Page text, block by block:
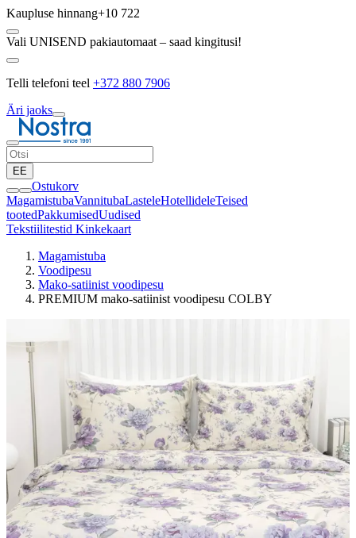
Kaupluse hinnang+10 722
Vali UNISEND pakiautomaat – saad kingitusi!
Telli telefoni teel +372 880 7906
Äri jaoks
EE
Ostukorv
MagamistubaVannitubaLasteleHotellideleTeised
tootedPakkumisedUudised
Tekstiilitestid Kinkekaart
Magamistuba
Voodipesu
Mako-satiinist voodipesu
PREMIUM mako-satiinist voodipesu COLBY